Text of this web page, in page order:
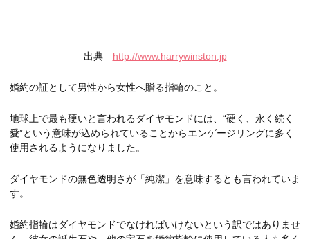
出典 http://www.harrywinston.jp
婚約の証として男性から女性へ贈る指輪のこと。
地球上で最も硬いと言われるダイヤモンドには、“硬く、永く続く
愛”という意味が込められていることからエンゲージリングに多く
使用されるようになりました。
ダイヤモンドの無色透明さが「純潔」を意味するとも言われていま
す。
婚約指輪はダイヤモンドでなければいけないという訳ではありませ